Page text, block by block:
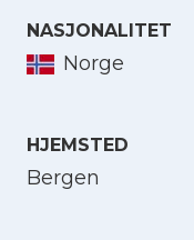
NASJONALITET
Norge
HJEMSTED
Bergen